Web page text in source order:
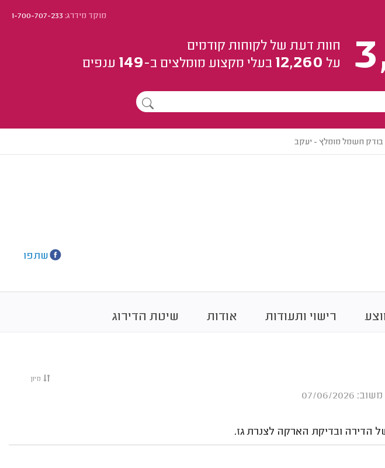
מוקד מידרג:1-700-707-233
חוות דעת של לקוחות קודמים
על 12,260 בעלי מקצוע מומלצים ב-149 ענפים
בודק חשמל מומלץ - יעקב
שתפו
רישוי ותעודות אודות שיטת הדירוג
מיון
משוב: 07/06/2026
ובדיקת הארקה לצנרת גז.